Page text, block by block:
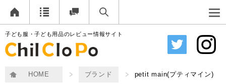
子ども服・子ども用品のレビュー情報サイト
HOME ブランド petit main(プティマイン)